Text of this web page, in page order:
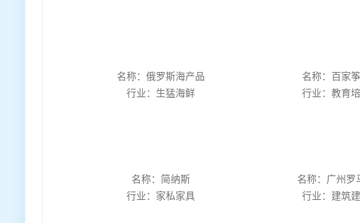
名称：俄罗斯海产品
行业：生猛海鲜
名称：百家
行业：教育
名称：简纳斯
行业：家私家具
名称：广州罗
行业：建筑